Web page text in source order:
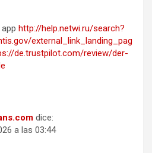
http://help.netwi.ru/search?
external_link_landing_pag
de.trustpilot.com/review/der-
dice:
a las 03:44